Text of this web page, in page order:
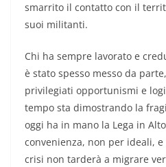
smarrito il contatto con il
suoi militanti.
Chi ha sempre lavorato e
è stato spesso messo da
privilegiati opportunismi e
tempo sta dimostrando la
oggi ha in mano la Lega in
convenienza, non per ideali,
crisi non tarderà a migrare